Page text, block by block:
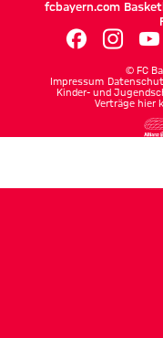
fcbayern.com
© FC
Impressum
Kinder- und
Verträge hier